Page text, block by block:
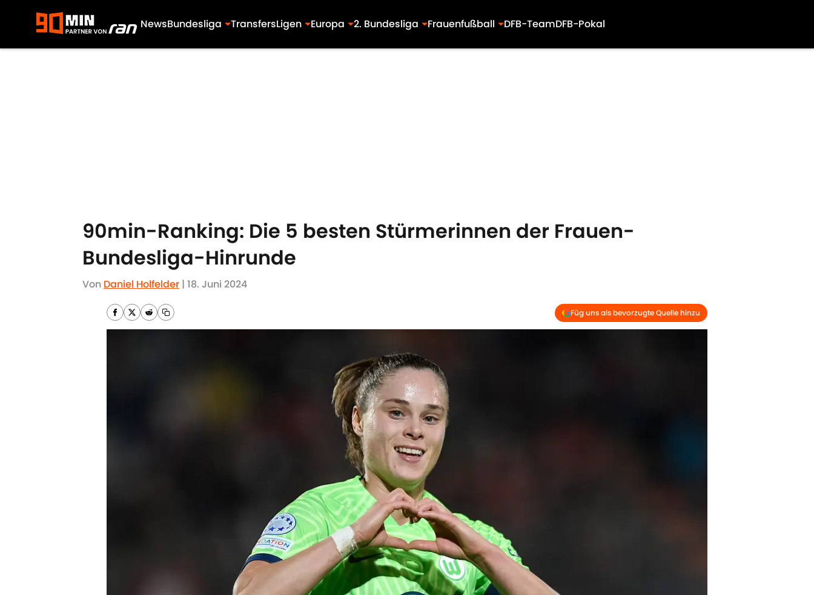
NewsBundesliga TransfersLigen Europa 2. Bundesliga Frauenfußball DFB-TeamDFB-Pokal
90min-Ranking: Die 5 besten Stürmerinnen der Frauen-
Bundesliga-Hinrunde
Von Daniel Holfelder | 18. Juni 2024
Füg uns als bevorzugte Quelle hinzu